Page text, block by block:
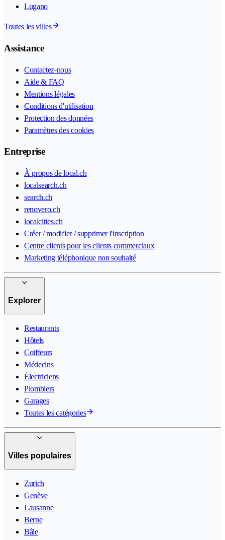
Lugano
Toutes les villes
Assistance
Contactez-nous
Aide & FAQ
Mentions légales
Conditions d'utilisation
Protection des données
Paramètres des cookies
Entreprise
À propos de local.ch
localsearch.ch
search.ch
renovero.ch
localcities.ch
Créer / modifier / supprimer l'inscription
Centre clients pour les clients commerciaux
Marketing téléphonique non souhaité
Explorer
Restaurants
Hôtels
Coiffeurs
Médecins
Électriciens
Plombiers
Garages
Toutes les catégories
Villes populaires
Zurich
Genève
Lausanne
Berne
Bâle